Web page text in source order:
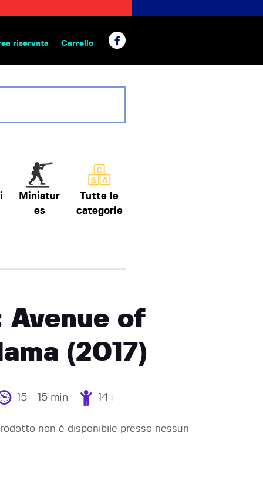
riservata Carrello
Miniatur
es
Tutte le
categorie
da tavolo
Avenue of
(2017)
15 - 15 min 14+
non è disponibile presso nessun